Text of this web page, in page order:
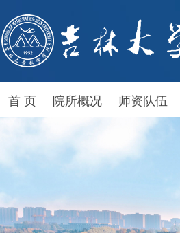
首 页 院所概况 师资队伍